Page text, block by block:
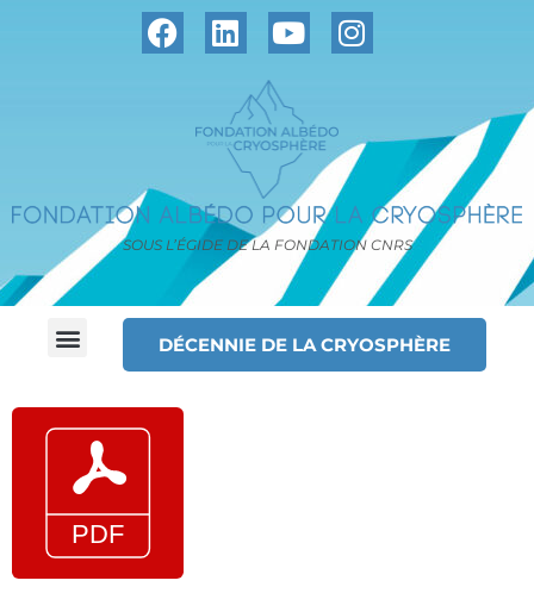
SOUS L’ÉGIDE DE LA FONDATION CNRS
DÉCENNIE DE LA CRYOSPHÈRE